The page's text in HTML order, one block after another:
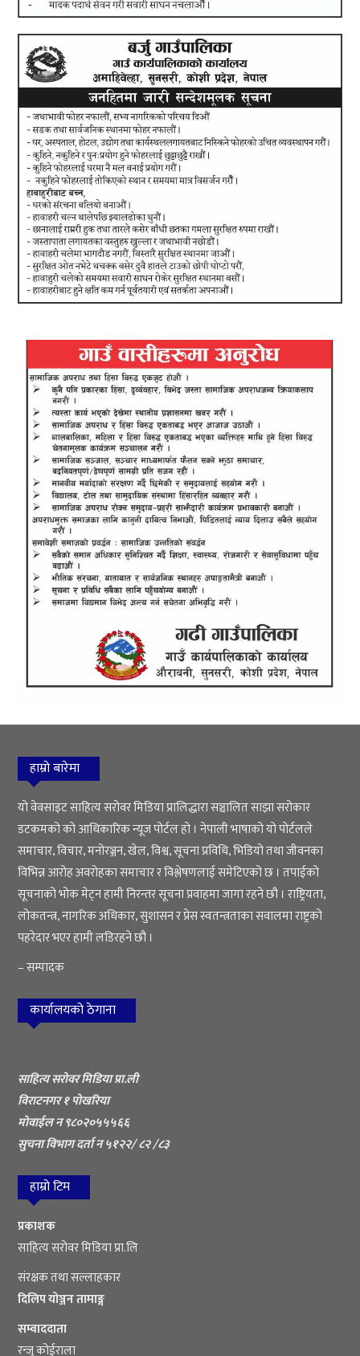
हाम्रो बारेमा
यो वेवसाइट साहित्य सरोवर मिडिया प्रालिद्धारा सञ्चालित साझा सरोकार
डटकमको को आधिकारिक न्यूज पोर्टल हो । नेपाली भाषाको यो पोर्टलले
समाचार, विचार, मनोरञ्जन, खेल, विश्व, सूचना प्रविधि, भिडियो तथा जीवनका
विभिन्न आरोह अवरोहका समाचार र विश्लेषणलाई समेटिएको छ । तपाईको
सूचनाको भोक मेट्न हामी निरन्तर सूचना प्रवाहमा जागा रहने छौ । राष्ट्रियता,
लोकतन्त्र, नागरिक अधिकार, सुशासन र प्रेस स्वतन्त्रताका सवालमा राष्ट्रको
पहरेदार भएर हामी लडिरहने छौ ।
– सम्पादक
कार्यालयको ठेगाना
साहित्य सरोवर मिडिया प्रा.ली
विराटनगर १ पोखरिया
मोवाईल न ९८०२०५५५६६
सुचना विभाग दर्ता न ५१२२/ ८२ /८३
हाम्रो टिम
प्रकाशक
साहित्य सरोवर मिडिया प्रा.लि
संरक्षक तथा सल्लाहकार
दिलिप योञ्जन तामाङ्ग
सम्वाददाता
रन्जु कोईराला